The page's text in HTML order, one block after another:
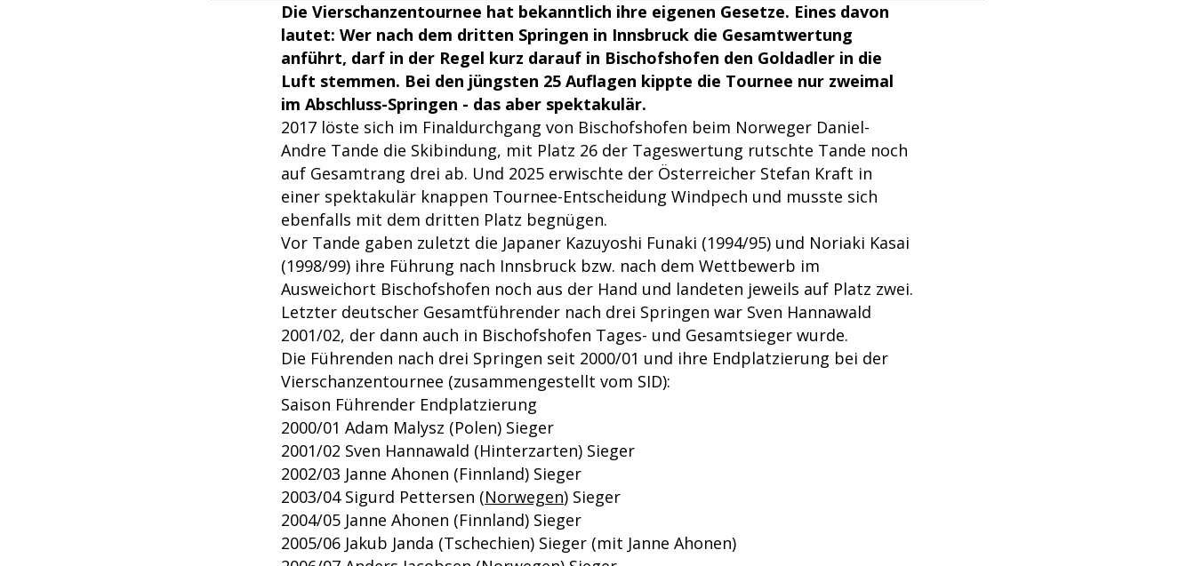
Die Vierschanzentournee hat bekanntlich ihre eigenen Gesetze. Eines davon
lautet: Wer nach dem dritten Springen in Innsbruck die Gesamtwertung
anführt, darf in der Regel kurz darauf in Bischofshofen den Goldadler in die
Luft stemmen. Bei den jüngsten 25 Auflagen kippte die Tournee nur zweimal
im Abschluss-Springen - das aber spektakulär.
2017 löste sich im Finaldurchgang von Bischofshofen beim Norweger Daniel-
Andre Tande die Skibindung, mit Platz 26 der Tageswertung rutschte Tande noch
auf Gesamtrang drei ab. Und 2025 erwischte der Österreicher Stefan Kraft in
einer spektakulär knappen Tournee-Entscheidung Windpech und musste sich
ebenfalls mit dem dritten Platz begnügen.
Vor Tande gaben zuletzt die Japaner Kazuyoshi Funaki (1994/95) und Noriaki Kasai
(1998/99) ihre Führung nach Innsbruck bzw. nach dem Wettbewerb im
Ausweichort Bischofshofen noch aus der Hand und landeten jeweils auf Platz zwei.
Letzter deutscher Gesamtführender nach drei Springen war Sven Hannawald
2001/02, der dann auch in Bischofshofen Tages- und Gesamtsieger wurde.
Die Führenden nach drei Springen seit 2000/01 und ihre Endplatzierung bei der
Vierschanzentournee (zusammengestellt vom SID):
Saison Führender Endplatzierung
2000/01 Adam Malysz (Polen) Sieger
2001/02 Sven Hannawald (Hinterzarten) Sieger
2002/03 Janne Ahonen (Finnland) Sieger
2003/04 Sigurd Pettersen (Norwegen) Sieger
2004/05 Janne Ahonen (Finnland) Sieger
2005/06 Jakub Janda (Tschechien) Sieger (mit Janne Ahonen)